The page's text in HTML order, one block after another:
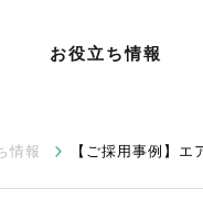
お役立ち情報
情報 【ご採用事例】